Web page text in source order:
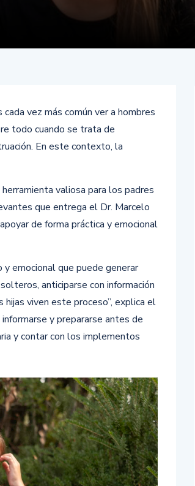
vez más común ver a hombres
todo cuando se trata de
En este contexto, la
valiosa para los padres
que entrega el Dr. Marcelo
de forma práctica y emocional
emocional que puede generar
anticiparse con información
hijas viven este proceso”, explica el
y prepararse antes de
y contar con los implementos